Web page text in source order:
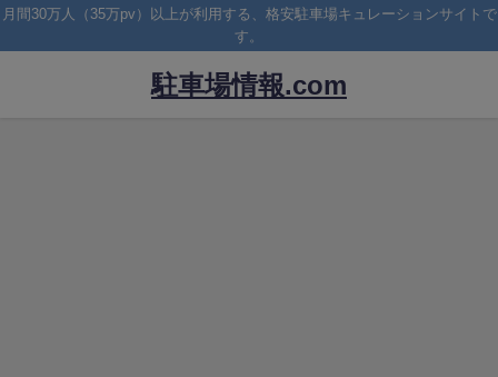
月間30万人（35万pv）以上が利用する、格安駐車場キュレーションサイトで
す。
駐車場情報.com